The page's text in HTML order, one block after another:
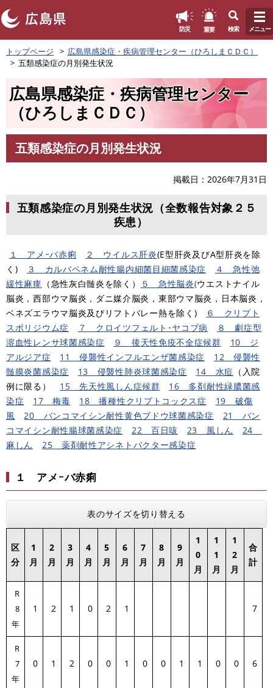
ペ
ー
す
防災 重要 検索 メニュー
トップページ
広島県感染症・疾病管理センター（ひろしまＣＤＣ）
五類感染症の月別発生状況
広島県感染症・疾病管理センター
（ひろしまＣＤＣ）
文
五類感染症の月別発生状況
掲載日 2026年7月31日
五類感染症の月別発生状況（全数報告対象２５
疾患）
１ アメｰバ赤痢 ２ ウイルス肝炎(E型肝炎及びA型肝炎を除
く)
３ カルバペネム耐性腸内細菌目細菌感染症
４ 急性弛
緩性麻痺 （急性灰白髄炎を除く）​ ５ 急性脳炎(ウエストナイル
脳炎，西部ウマ脳炎，ダニ媒介脳炎，東部ウマ脳炎，日本脳炎，
ベネズエラウマ脳炎及びリフトバレー熱を除く)
６ クリプト
スポリジウム症
７ クロイツフェルト･ヤコブ病
８ 劇症型
溶血性レンサ球菌感染症
９ 後天性免疫不全症候群
10 ジ
アルジア症
11 侵襲性インフルエンザ菌感染症
12 侵襲性
髄膜炎菌感染症
13 侵襲性肺炎球菌感染症 14 水痘 （入院
例に限る） 15 先天性風しん症候群
16 多剤耐性緑膿菌感
染症
17 梅毒 18 播種性クリプトコックス症
19 破傷
風
20 バンコマイシン耐性黄色ブドウ球菌感染症
21 バン
コマイシン耐性腸球菌感染症
22 百日咳 23 風しん
24
麻しん
25 薬剤耐性アシネトバクター感染症
１ アメｰバ赤痢
表のサイズを切り替える
区
分
1
月
2
月
3
月
4
月
5
月
6
月
7
月
8
月
9
月
1
0
月
1
1
月
1
2
月
合
計
R
8
年
1 2 1 0 2 1 7
R
7
年
0 1 2 0 0 1 0 0 1 1 0 0 6